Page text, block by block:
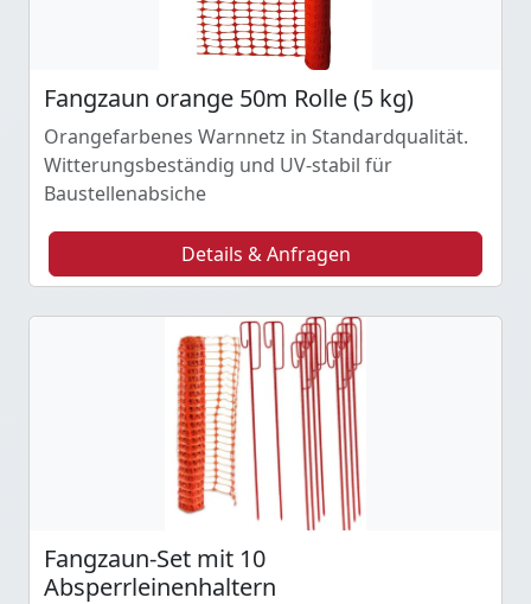
Fangzaun orange 50m Rolle (5 kg)
Orangefarbenes Warnnetz in Standardqualität.
Witterungsbeständig und UV-stabil für
Baustellenabsiche
Details & Anfragen
Fangzaun-Set mit 10
Absperrleinenhaltern